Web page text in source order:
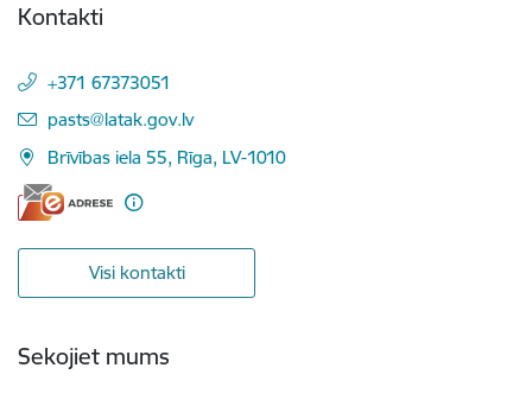
Kontakti
+371 67373051
E-pasts:
pasts@latak.gov.lv
Brīvības iela 55, Rīga, LV-1010
Visi kontakti
Sekojiet mums